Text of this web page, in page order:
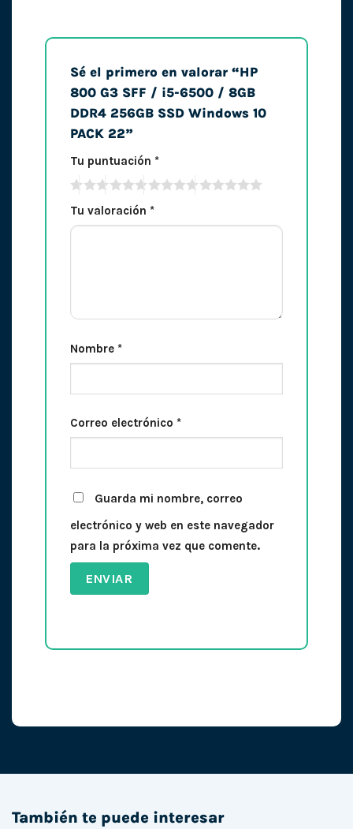
Sé el primero en valorar “HP
800 G3 SFF / i5-6500 / 8GB
DDR4 256GB SSD Windows 10
PACK 22”
Tu puntuación *
Tu valoración *
Nombre *
Correo electrónico *
Guarda mi nombre, correo
electrónico y web en este navegador
para la próxima vez que comente.
También te puede interesar